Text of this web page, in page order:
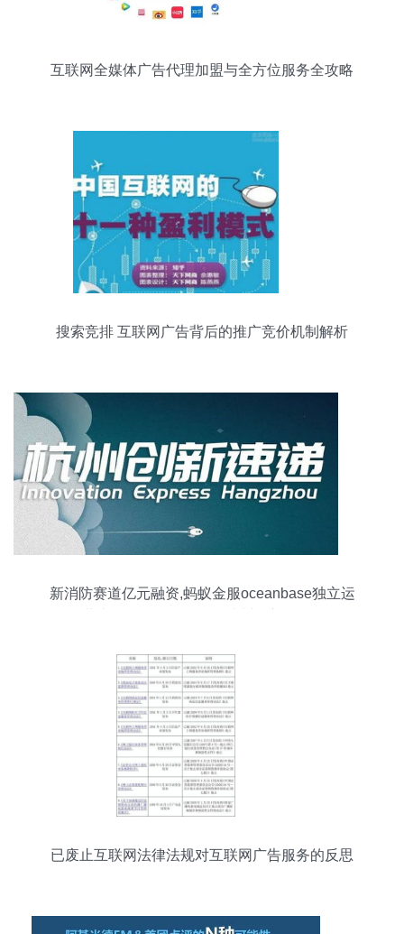
互联网全媒体广告代理加盟与全方位服务全攻略
搜索竞排 互联网广告背后的推广竞价机制解析
新消防赛道亿元融资,蚂蚁金服oceanbase独立运
已废止互联网法律法规对互联网广告服务的反思